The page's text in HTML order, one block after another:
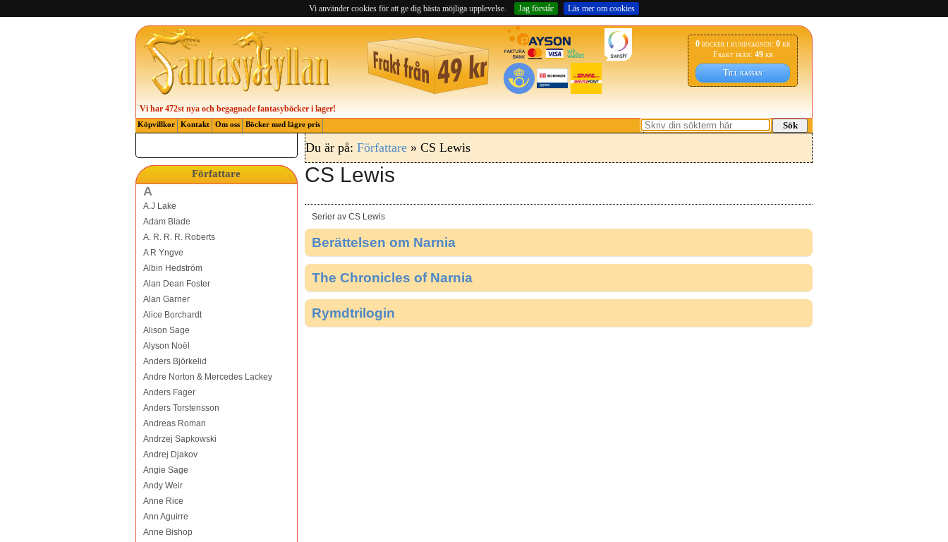
Vi använder cookies för att ge dig bästa möjliga upplevelse. Jag förstår Läs mer om cookies
0 böcker i kundvagnen:0kr
Frakt från: 49kr
Till kassan
Vi har 472st nya och begagnade fantasyböcker i lager!
Köpvillkor Kontakt Om oss Böcker med lägre pris Sök
Författare
A
A.J Lake
Adam Blade
A. R. R. R. Roberts
A R Yngve
Albin Hedström
Alan Dean Foster
Alan Garner
Alice Borchardt
Alison Sage
Alyson Noël
Anders Björkelid
Andre Norton & Mercedes Lackey
Anders Fager
Anders Torstensson
Andreas Roman
Andrzej Sapkowski
Andrej Djakov
Angie Sage
Andy Weir
Anne Rice
Ann Aguirre
Anne Bishop
Du är på: Författare» CS Lewis
CS Lewis
Serier av CS Lewis
Berättelsen om Narnia
The Chronicles of Narnia
Rymdtrilogin